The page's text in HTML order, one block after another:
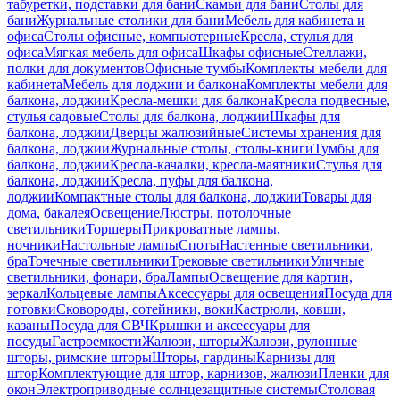
табуретки, подставки для баниСкамьи для баниСтолы для
баниЖурнальные столики для баниМебель для кабинета и
офисаСтолы офисные, компьютерныеКресла, стулья для
офисаМягкая мебель для офисаШкафы офисныеСтеллажи,
полки для документовОфисные тумбыКомплекты мебели для
кабинетаМебель для лоджии и балконаКомплекты мебели для
балкона, лоджииКресла-мешки для балконаКресла подвесные,
стулья садовыеСтолы для балкона, лоджииШкафы для
балкона, лоджииДверцы жалюзийныеСистемы хранения для
балкона, лоджииЖурнальные столы, столы-книгиТумбы для
балкона, лоджииКресла-качалки, кресла-маятникиСтулья для
балкона, лоджииКресла, пуфы для балкона,
лоджииКомпактные столы для балкона, лоджииТовары для
дома, бакалеяОсвещениеЛюстры, потолочные
светильникиТоршерыПрикроватные лампы,
ночникиНастольные лампыСпотыНастенные светильники,
браТочечные светильникиТрековые светильникиУличные
светильники, фонари, браЛампыОсвещение для картин,
зеркалКольцевые лампыАксессуары для освещенияПосуда для
готовкиСковороды, сотейники, вокиКастрюли, ковши,
казаныПосуда для СВЧКрышки и аксессуары для
посудыГастроемкостиЖалюзи, шторыЖалюзи, рулонные
шторы, римские шторыШторы, гардиныКарнизы для
шторКомплектующие для штор, карнизов, жалюзиПленки для
оконЭлектроприводные солнцезащитные системыСтоловая